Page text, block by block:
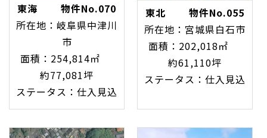
東海 物件No.070
所在地：岐阜県中津川
市
面積：254,814㎡
約77,081坪
ステータス：仕入見込
東北 物件No.055
所在地：宮城県白石市
面積：202,018㎡
約61,110坪
ステータス：仕入見込